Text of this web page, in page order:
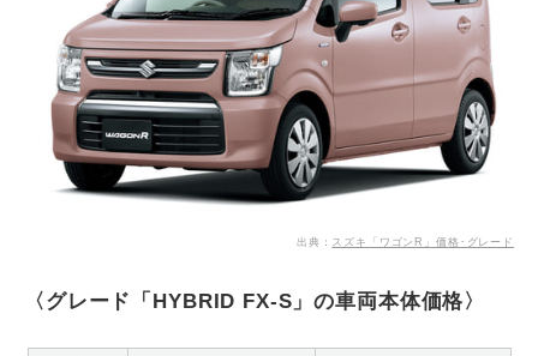
出典： スズキ「ワゴンR」価格･グレード
〈グレード「HYBRID FX-S」の車両本体価格〉